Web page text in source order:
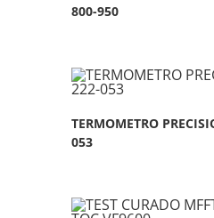
800-950
TERMOMETRO
053